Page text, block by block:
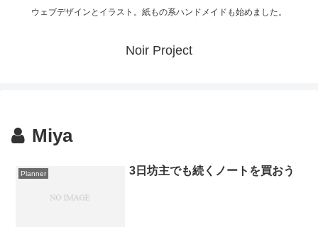
ウェブデザインとイラスト。紙もの系ハンドメイドも始めました。
Noir Project
Miya
Planner 3日坊主でも続くノートを買おう